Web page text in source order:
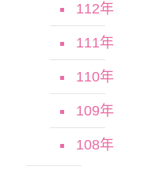
112年
111年
110年
109年
108年